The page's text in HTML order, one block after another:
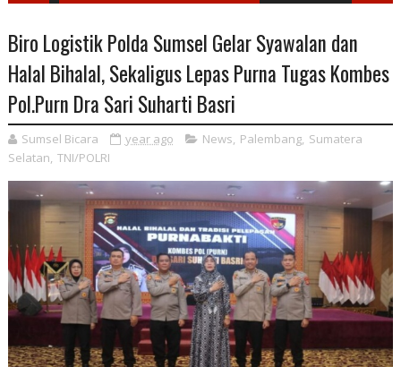
Biro Logistik Polda Sumsel Gelar Syawalan dan
Halal Bihalal, Sekaligus Lepas Purna Tugas Kombes
Pol.Purn Dra Sari Suharti Basri
Sumsel Bicara year ago News, Palembang, Sumatera
Selatan, TNI/POLRI